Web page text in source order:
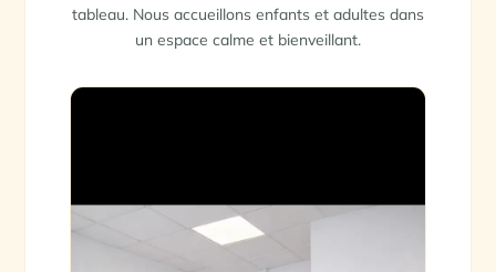
tableau. Nous accueillons enfants et adultes dans
un espace calme et bienveillant.